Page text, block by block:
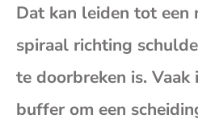
Dat kan leiden tot een
spiraal richting
te doorbreken is. Vaak
buffer om een